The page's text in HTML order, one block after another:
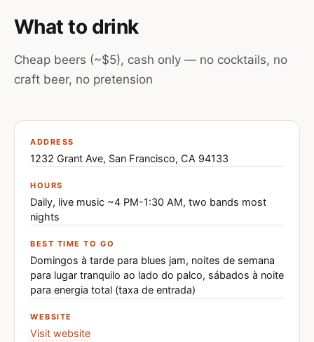
What to drink
Cheap beers (~$5), cash only — no cocktails, no
craft beer, no pretension
ADDRESS
1232 Grant Ave, San Francisco, CA 94133
HOURS
Daily, live music ~4 PM-1:30 AM, two bands most
nights
BEST TIME TO GO
Domingos à tarde para blues jam, noites de semana
para lugar tranquilo ao lado do palco, sábados à noite
para energia total (taxa de entrada)
WEBSITE
Visit website